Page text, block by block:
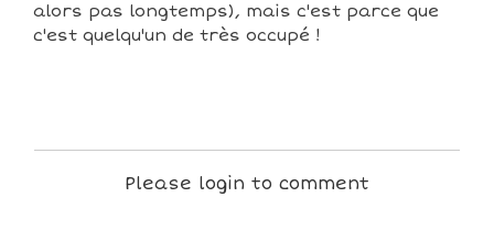
alors pas longtemps), mais c'est parce que
c'est quelqu'un de très occupé !
Please login to comment